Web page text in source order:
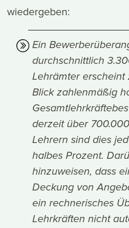
wiedergeben:
Ein
durchschnittlich
Lehrämter
Blick zahlenmäßig
derzeit über
Lehrern sind dies
halbes Prozent.
hinzuweisen, dass
Deckung von
ein rechnerisches
Lehrkräften nicht